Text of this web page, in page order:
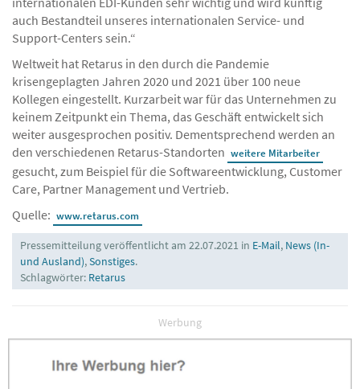
auch Bestandteil unseres internationalen Service- und
Support-Centers sein.“
Weltweit hat Retarus in den durch die Pandemie
krisengeplagten Jahren 2020 und 2021 über 100 neue
Kollegen eingestellt. Kurzarbeit war für das Unternehmen zu
keinem Zeitpunkt ein Thema, das Geschäft entwickelt sich
weiter ausgesprochen positiv. Dementsprechend werden an
den verschiedenen Retarus-Standorten weitere Mitarbeiter
gesucht, zum Beispiel für die Softwareentwicklung, Customer
Care, Partner Management und Vertrieb.
Quelle: www.retarus.com
Pressemitteilung veröffentlicht am 22.07.2021 in E-Mail, News (In-
und Ausland),Sonstiges.
Schlagwörter: Retarus
Werbung